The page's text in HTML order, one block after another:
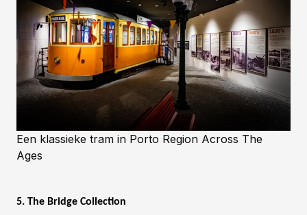
Een klassieke tram in Porto Region Across The
Ages
5. The Bridge Collection